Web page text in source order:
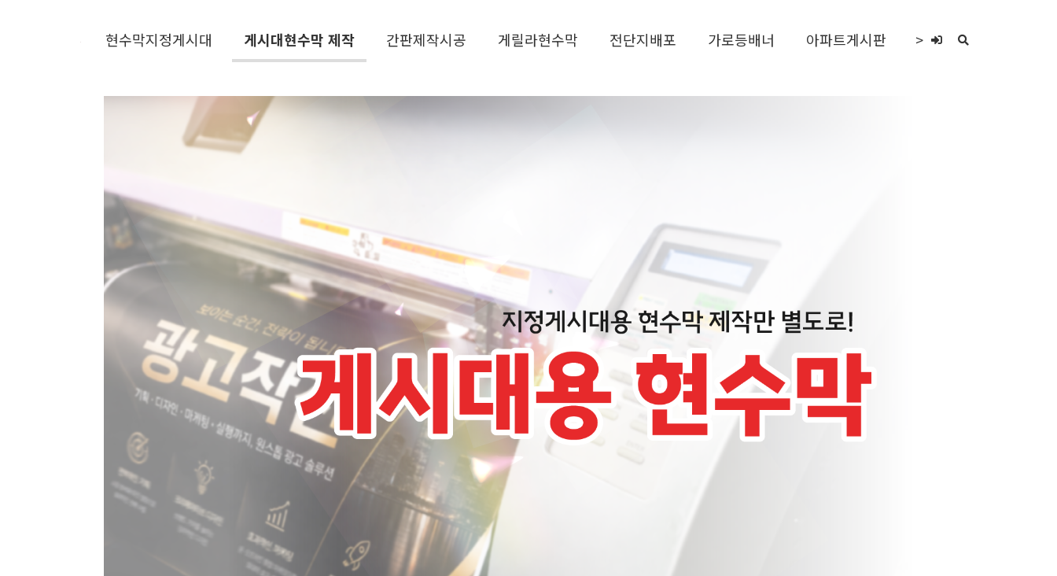
현수막지정게시대 게시대현수막 제작 간판제작시공 게릴라현수막 전단지배포 가로등배너 아파트게시판 >